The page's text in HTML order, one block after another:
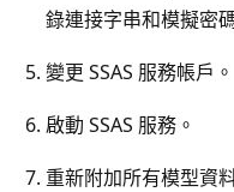
錄連接字串和模擬密
變更 SSAS 服務帳戶。
啟動 SSAS 服務。
重新附加所有模型資